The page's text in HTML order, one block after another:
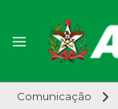
Comunicação